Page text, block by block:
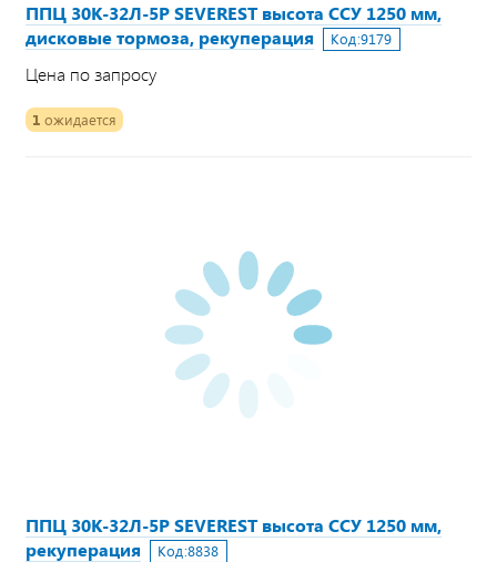
ППЦ 30К-32Л-5Р SEVEREST высота ССУ 1250 мм,
дисковые тормоза, рекуперация
Код:9179
Цена по запросу
1 ожидается
ППЦ 30К-32Л-5Р SEVEREST высота ССУ 1250 мм,
рекуперация
Код:8838